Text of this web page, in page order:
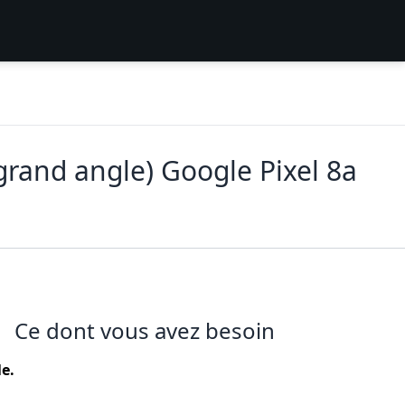
angle) Google Pixel 8a
Ce dont vous avez besoin